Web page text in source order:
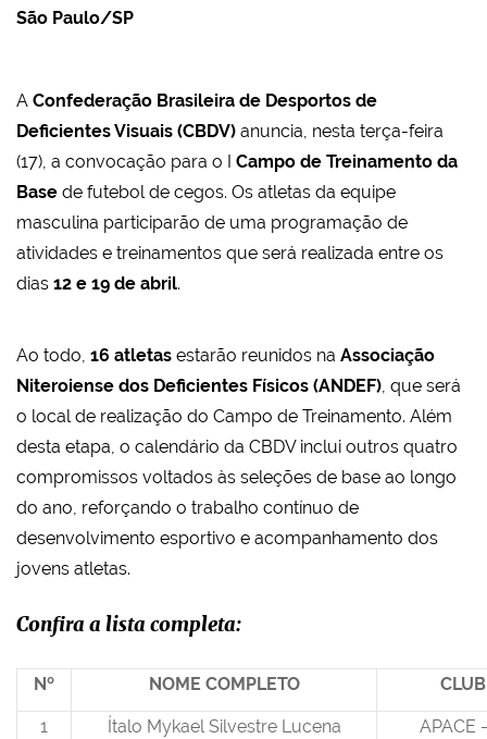
São Paulo/SP
A Confederação Brasileira de Desportos de
Deficientes Visuais (CBDV) anuncia, nesta terça-feira
(17), a convocação para o I Campo de Treinamento da
Base de futebol de cegos. Os atletas da equipe
masculina participarão de uma programação de
atividades e treinamentos que será realizada entre os
dias 12 e 19 de abril.
Ao todo, 16 atletas estarão reunidos na Associação
Niteroiense dos Deficientes Físicos (ANDEF) , que será
o local de realização do Campo de Treinamento. Além
desta etapa, o calendário da CBDV inclui outros quatro
compromissos voltados às seleções de base ao longo
do ano, reforçando o trabalho contínuo de
desenvolvimento esportivo e acompanhamento dos
jovens atletas.
Confira a lista completa:
Nº NOME COMPLETO
1 Ítalo Mykael Silvestre Lucena APACE